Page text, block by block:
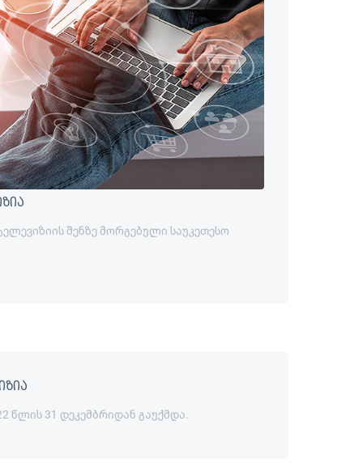
შენზე მორგებული საუკეთესო
წლის 31 დეკემბრიდან გაუქმდა.